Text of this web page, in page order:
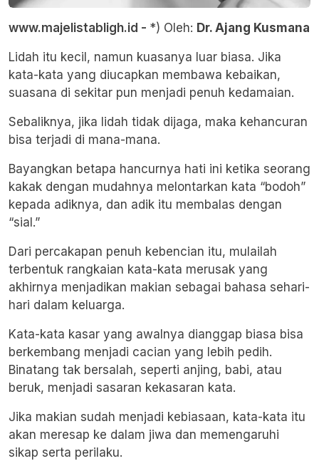
www.majelistabligh.id - *) Oleh: Dr. Ajang Kusmana
Lidah itu kecil, namun kuasanya luar biasa. Jika
kata-kata yang diucapkan membawa kebaikan,
suasana di sekitar pun menjadi penuh kedamaian.
Sebaliknya, jika lidah tidak dijaga, maka kehancuran
bisa terjadi di mana-mana.
Bayangkan betapa hancurnya hati ini ketika seorang
kakak dengan mudahnya melontarkan kata “bodoh”
kepada adiknya, dan adik itu membalas dengan
“sial.”
Dari percakapan penuh kebencian itu, mulailah
terbentuk rangkaian kata-kata merusak yang
akhirnya menjadikan makian sebagai bahasa sehari-
hari dalam keluarga.
Kata-kata kasar yang awalnya dianggap biasa bisa
berkembang menjadi cacian yang lebih pedih.
Binatang tak bersalah, seperti anjing, babi, atau
beruk, menjadi sasaran kekasaran kata.
Jika makian sudah menjadi kebiasaan, kata-kata itu
akan meresap ke dalam jiwa dan memengaruhi
sikap serta perilaku.